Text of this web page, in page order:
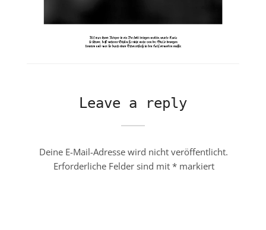
Leave a reply
Deine E-Mail-Adresse wird nicht veröffentlicht.
Erforderliche Felder sind mit *markiert